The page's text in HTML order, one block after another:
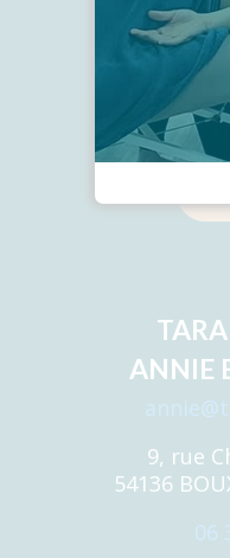
Recevez
ANNIE
9, rue
54136
06